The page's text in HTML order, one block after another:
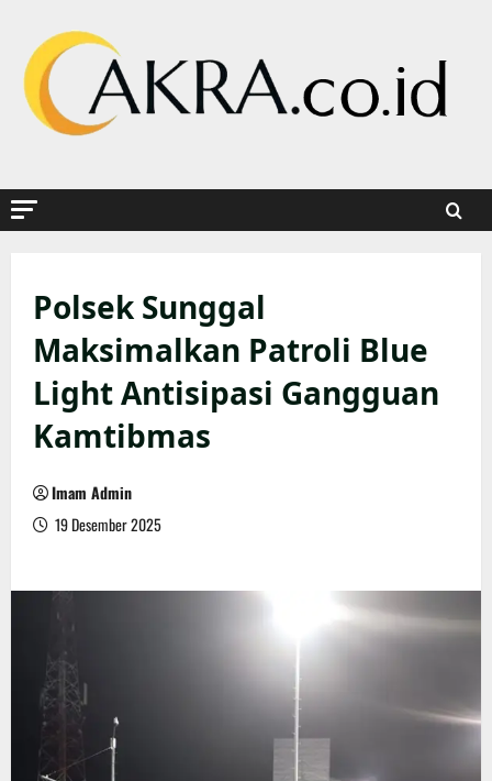
content
Polsek Sunggal
Maksimalkan Patroli Blue
Light Antisipasi Gangguan
Kamtibmas
Imam Admin
19 Desember 2025